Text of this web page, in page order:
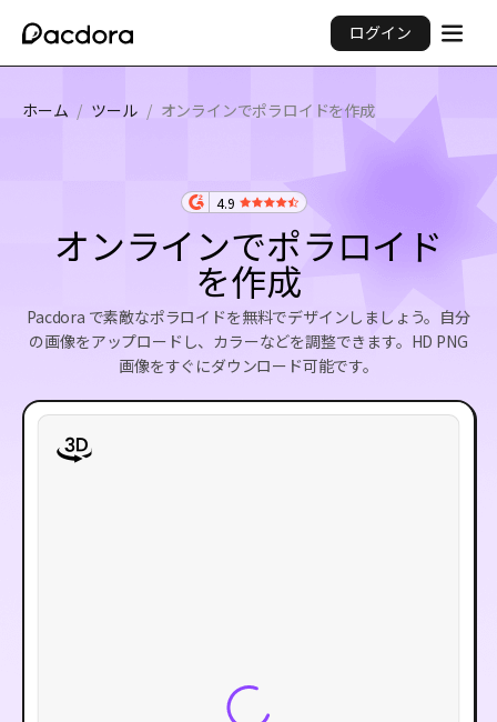
ログイン
ホーム / ツール / オンラインでポラロイドを作成
4.9
オンラインでポラロイド
を作成
Pacdora で素敵なポラロイドを無料でデザインしましょう。自分
の画像をアップロードし、カラーなどを調整できます。HD PNG
画像をすぐにダウンロード可能です。